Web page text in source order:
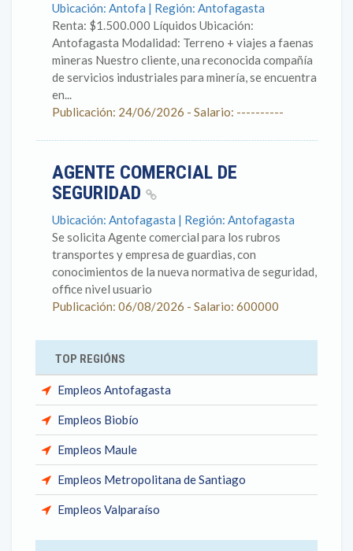
Ubicación: Antofa | Región: Antofagasta
Renta: $1.500.000 Líquidos Ubicación:
Antofagasta Modalidad: Terreno + viajes a faenas
mineras Nuestro cliente, una reconocida compañía
de servicios industriales para minería, se encuentra
en...
Publicación: 24/06/2026 - Salario: ----------
AGENTE COMERCIAL DE
SEGURIDAD
Ubicación: Antofagasta | Región: Antofagasta
Se solicita Agente comercial para los rubros
transportes y empresa de guardias, con
conocimientos de la nueva normativa de seguridad,
office nivel usuario
Publicación: 06/08/2026 - Salario: 600000
TOP REGIÓNS
Empleos Antofagasta
Empleos Biobío
Empleos Maule
Empleos Metropolitana de Santiago
Empleos Valparaíso